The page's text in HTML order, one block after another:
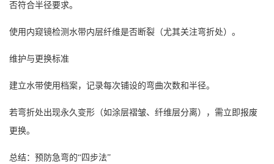
否符合半径要求。
使用内窥镜检测水带内层纤维是否断裂（尤其关注弯折处）。
维护与更换标准
建立水带使用档案，记录每次铺设的弯曲次数和半径。
若弯折处出现永久变形（如涂层褶皱、纤维层分离），需立即报废
更换。
总结：预防急弯的“四步法”